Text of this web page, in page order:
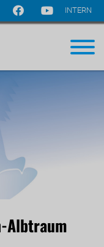
INTERN
Albtraum